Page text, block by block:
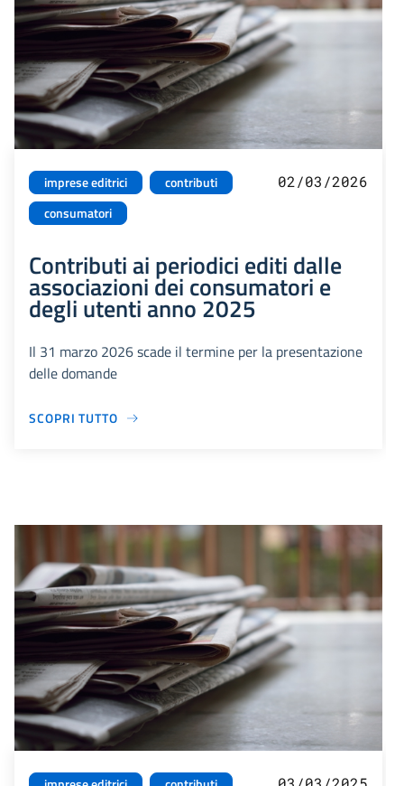
imprese editrici
contributi
consumatori
02/03/2026
Contributi ai periodici editi dalle
associazioni dei consumatori e
degli utenti anno 2025
Il 31 marzo 2026 scade il termine per la presentazione
delle domande
SCOPRI TUTTO